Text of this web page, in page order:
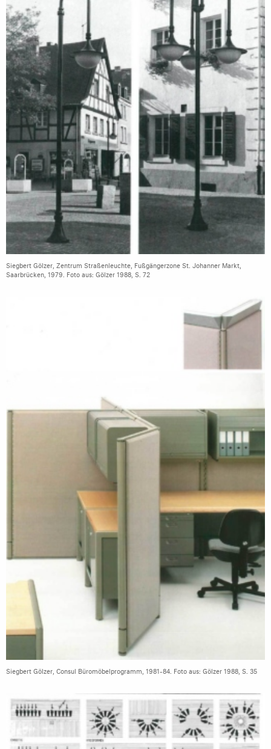
Siegbert Gölzer, Zentrum Straßenleuchte, Fußgängerzone St. Johanner Markt,
Saarbrücken, 1979. Foto aus: Gölzer 1988, S. 72
Siegbert Gölzer, Consul Büromöbelprogramm, 1981-84. Foto aus: Gölzer 1988, S. 35